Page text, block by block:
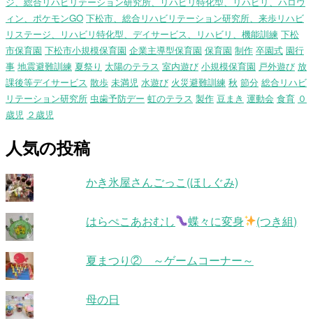
ィン、ポケモンGO 下松市、総合リハビリテーション研究所、来歩リハビ
リステージ、リハビリ特化型、デイサービス、リハビリ、機能訓練 下松
市保育園 下松市小規模保育園 企業主導型保育園 保育園 制作 卒園式 園行
事 地震避難訓練 夏祭り 太陽のテラス 室内遊び 小規模保育園 戸外遊び 放
課後等デイサービス 散歩 未満児 水遊び 火災避難訓練 秋 節分 総合リハビ
リテーション研究所 虫歯予防デー 虹のテラス 製作 豆まき 運動会 食育 ０
歳児 ２歳児
人気の投稿
かき氷屋さんごっこ(ほしぐみ)
はらぺこあおむし 蝶々に変身 (つき組)
夏まつり② ～ゲームコーナー～
母の日